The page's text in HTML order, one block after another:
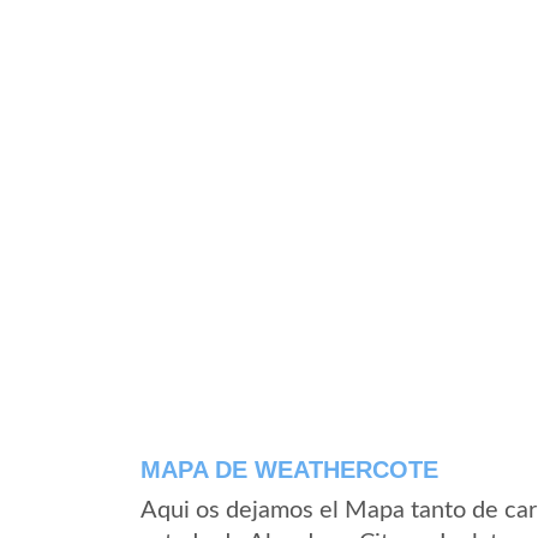
MAPA DE WEATHERCOTE
Aqui os dejamos el Mapa tanto de